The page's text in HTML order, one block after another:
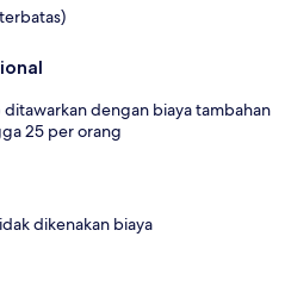
ditawarkan dengan biaya tambahan
25 per orang
dikenakan biaya